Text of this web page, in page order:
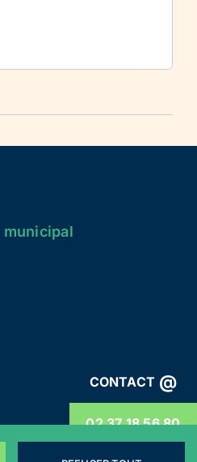
CONTACT @
02 37 18 56 80